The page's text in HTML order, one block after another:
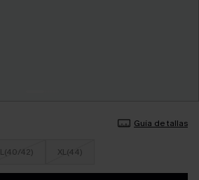
Guía de tallas
L(40/42) XL(44)